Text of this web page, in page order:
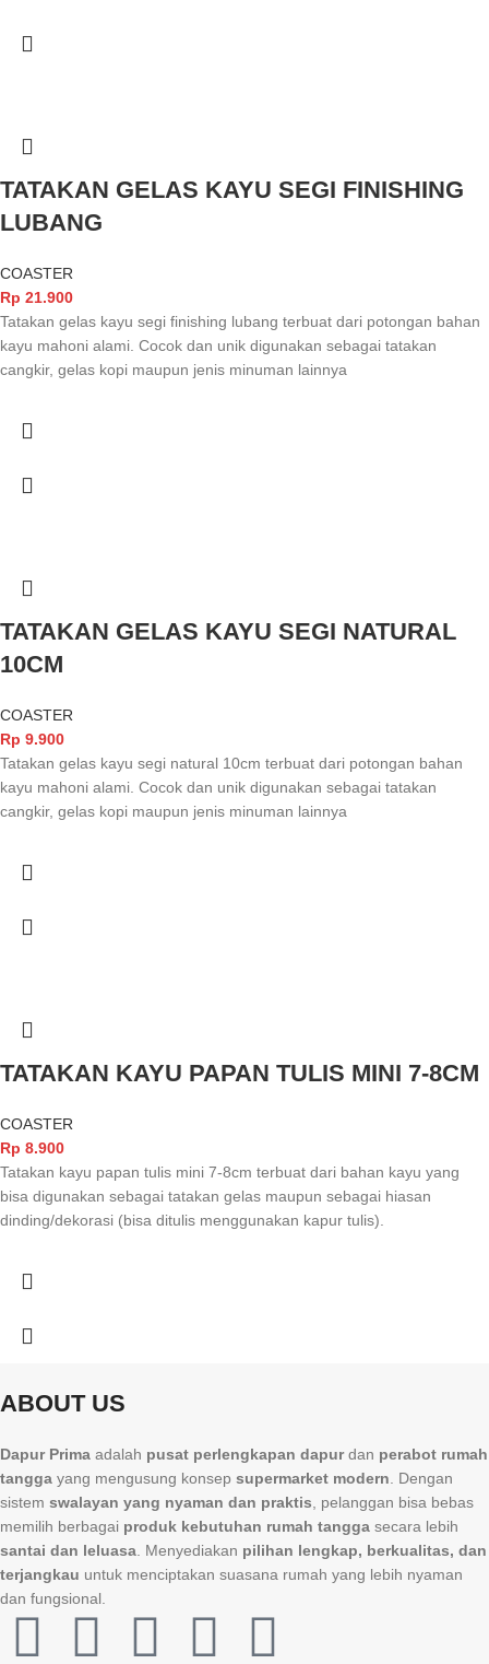
TATAKAN GELAS KAYU SEGI FINISHING
LUBANG
COASTER
Rp 21.900
Tatakan gelas kayu segi finishing lubang terbuat dari potongan bahan
kayu mahoni alami. Cocok dan unik digunakan sebagai tatakan
cangkir, gelas kopi maupun jenis minuman lainnya
TATAKAN GELAS KAYU SEGI NATURAL
10CM
COASTER
Rp 9.900
Tatakan gelas kayu segi natural 10cm terbuat dari potongan bahan
kayu mahoni alami. Cocok dan unik digunakan sebagai tatakan
cangkir, gelas kopi maupun jenis minuman lainnya
TATAKAN KAYU PAPAN TULIS MINI 7-8CM
COASTER
Rp 8.900
Tatakan kayu papan tulis mini 7-8cm terbuat dari bahan kayu yang
bisa digunakan sebagai tatakan gelas maupun sebagai hiasan
dinding/dekorasi (bisa ditulis menggunakan kapur tulis).
ABOUT US
Dapur Prima adalah pusat perlengkapan dapurdan perabot rumah
tangga yang mengusung konsep supermarket modern . Dengan
sistem swalayan yang nyaman dan praktis , pelanggan bisa bebas
memilih berbagai produk kebutuhan rumah tangga secara lebih
santai dan leluasa . Menyediakan pilihan lengkap, berkualitas, dan
terjangkau untuk menciptakan suasana rumah yang lebih nyaman
dan fungsional.